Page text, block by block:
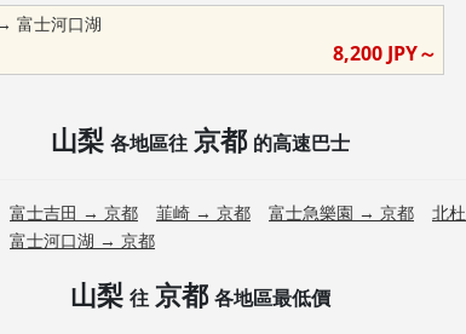
富士河口湖
8,200 JPY～
山梨 各地區往 京都 的高速巴士
富士吉田 → 京都 韮崎 → 京都 富士急樂園 → 京都 北杜
富士河口湖 → 京都
山梨 往 京都 各地區最低價